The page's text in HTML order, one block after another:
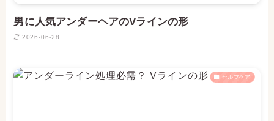
男に人気アンダーヘアのVラインの形
2026-06-28
セルフケア